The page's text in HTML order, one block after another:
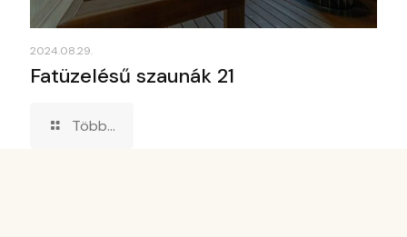
2024.08.29.
Fatüzelésű szaunák 21
Több...